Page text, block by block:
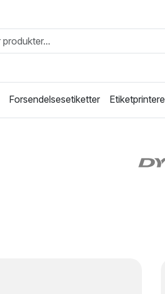
Forsendelsesetiketter Etiketprintere